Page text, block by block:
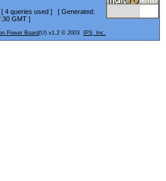
4 queries used ] [ Generated:
GMT ]
Power Board(U) v1.2 © 2003 IPS, Inc.